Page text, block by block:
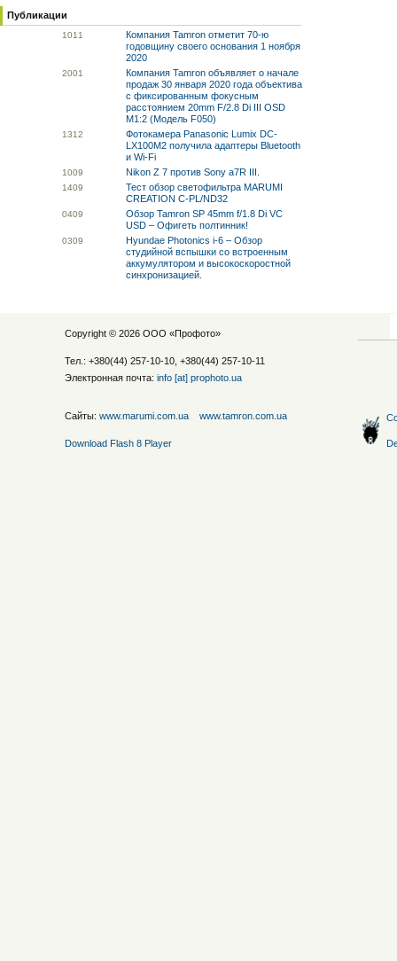
Публикации
1011
Компания Tamron отметит 70-ю
годовщину своего основания 1 ноября
2020
2001
Компания Tamron объявляет о начале
продаж 30 января 2020 года объектива
с фиксированным фокусным
расстоянием 20mm F/2.8 Di III OSD
M1:2 (Модель F050)
1312
Фотокамера Panasonic Lumix DC-
LX100M2 получила адаптеры Bluetooth
и Wi-Fi
1009 Nikon Z 7 против Sony a7R III.
1409
Тест обзор светофильтра MARUMI
CREATION C-PL/ND32
0409
Обзор Tamron SP 45mm f/1.8 Di VC
USD – Офигеть полтинник!
0309
Hyundae Photonics i-6 – Обзор
студийной вспышки со встроенным
аккумулятором и высокоскоростной
синхронизацией.
Copyright © 2026 ООО «Профото»
Тел.: +380(44) 257-10-10, +380(44) 257-10-11
Электронная почта: info [at] prophoto.ua
Сайты: www.marumi.com.ua www.tamron.com.ua
Download Flash 8 Player